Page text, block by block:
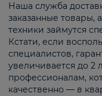
Наша служба
заказанные товары,
техники займутся
Кстати, если
специалистов,
увеличивается до 2
профессионалам,
качественно — в